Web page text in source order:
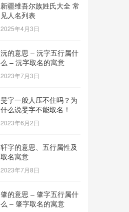
新疆维吾尔族姓氏大全 常
见人名列表
2025年4月3日
沅的意思 – 沅字五行属什
么 – 沅字取名的寓意
2023年7月3日
旻字一般人压不住吗？为
什么说旻字不能取名！
2023年6月2日
轩字的意思、五行属性及
取名寓意
2023年7月8日
肇的意思 – 肇字五行属什
么 – 肇字取名的寓意